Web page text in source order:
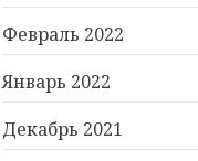
Февраль 2022
Январь 2022
Декабрь 2021